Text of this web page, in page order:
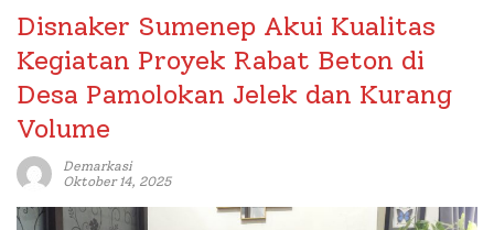
Disnaker Sumenep Akui Kualitas
Kegiatan Proyek Rabat Beton di
Desa Pamolokan Jelek dan Kurang
Volume
Demarkasi
Oktober 14, 2025